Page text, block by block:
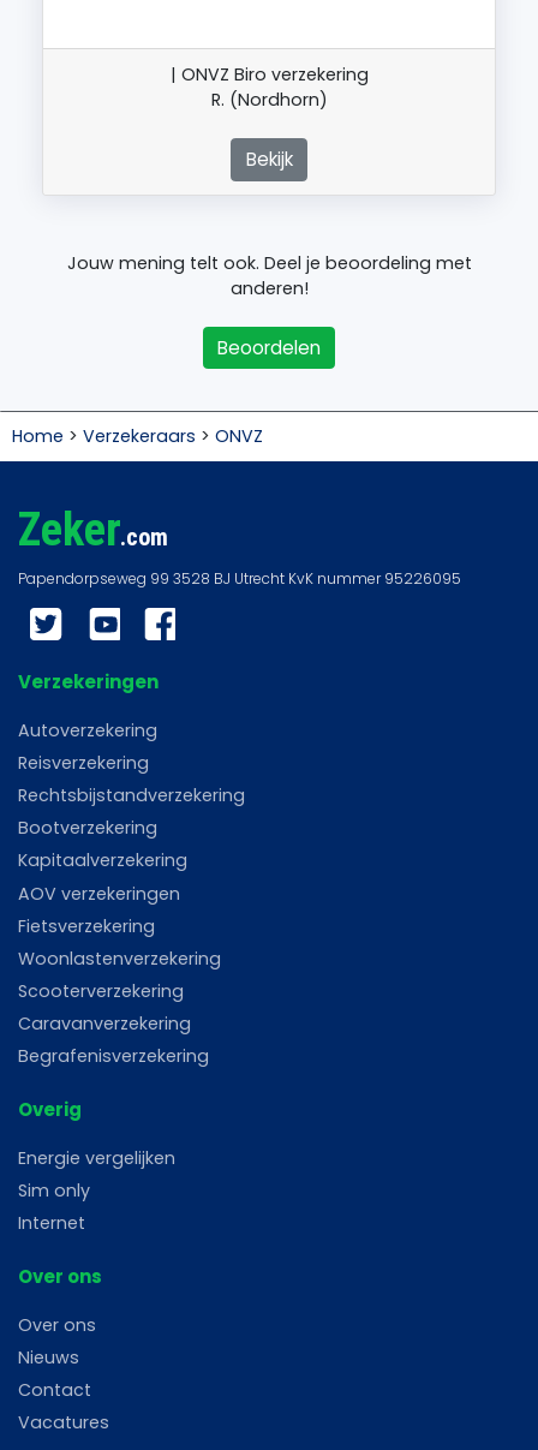
| ONVZ Biro verzekering
R. (Nordhorn)
Bekijk
Jouw mening telt ook. Deel je beoordeling met
anderen!
Beoordelen
Home > Verzekeraars > ONVZ
Zeker.com
Twitter YouTube
Verzekeringen
Autoverzekering
Reisverzekering
Rechtsbijstandverzekering
Bootverzekering
Kapitaalverzekering
AOV verzekeringen
Fietsverzekering
Woonlastenverzekering
Scooterverzekering
Caravanverzekering
Begrafenisverzekering
Overig
Energie vergelijken
Sim only
Internet
Over ons
Over ons
Nieuws
Contact
Vacatures